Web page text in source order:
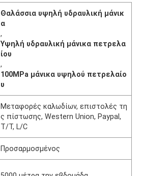
Θαλάσσια υψηλή υδραυλική μάνικ
α
,
Υψηλή υδραυλική μάνικα πετρελα
ίου
,
100MPa μάνικα υψηλού πετρελαίο
υ
Μεταφορές καλωδίων, επιστολές τη
ς πίστωσης, Western Union, Paypal,
T/T, L/C
Προσαρμοσμένος